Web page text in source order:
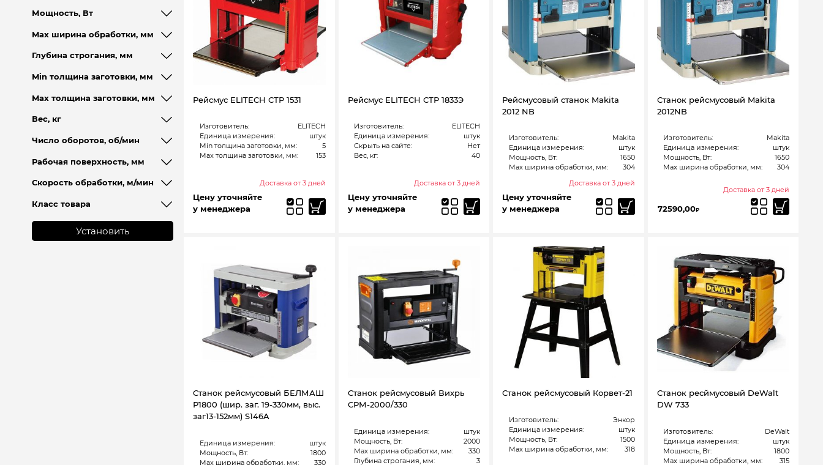
Рейсмус ELITECH СТР 1531
Изготовитель:
ELITECH
Единица измерения:
штук
Min толщина заготовки, мм:
5
Max толщина заготовки, мм:
153
Доставка от 3 дней
Цену уточняйте
у менеджера
Рейсмус ELITECH СТР 1833Э
Изготовитель:
ELITECH
Единица измерения:
штук
Скрыть на сайте:
Нет
Вес, кг:
40
Доставка от 3 дней
Цену уточняйте
у менеджера
Рейсмусовый станок Makita
2012 NB
Изготовитель:
Makita
Единица измерения:
штук
Мощность, Вт:
1650
Max ширина обработки, мм:
304
Доставка от 3 дней
Цену уточняйте
у менеджера
Станок рейсмусовый Makita
2012NB
Изготовитель:
Makita
Единица измерения:
штук
Мощность, Вт:
1650
Max ширина обработки, мм:
304
Доставка от 3 дней
72590,00₽
Станок рейсмусовый БЕЛМАШ
Р1800 (шир. заг. 19-330мм, выс.
заг13-152мм) S146A
Единица измерения:
штук
Мощность, Вт:
1800
Max ширина обработки, мм:
330
Станок рейсмусовый Вихрь
СРМ-2000/330
Единица измерения:
штук
Мощность, Вт:
2000
Max ширина обработки, мм:
330
Глубина строгания, мм:
3
Станок рейсмусовый Корвет-21
Изготовитель:
Энкор
Единица измерения:
штук
Мощность, Вт:
1500
Max ширина обработки, мм:
318
Станок ресймусовый DeWalt
DW 733
Изготовитель:
DeWalt
Единица измерения:
штук
Мощность, Вт:
1800
Max ширина обработки, мм:
315
Мощность, Вт
Max ширина обработки, мм
Глубина строгания, мм
Min толщина заготовки, мм
Max толщина заготовки, мм
Вес, кг
Число оборотов, об/мин
Рабочая поверхность, мм
Скорость обработки, м/мин
Класс товара
Установить